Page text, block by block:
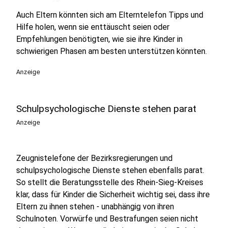
Auch Eltern könnten sich am Elterntelefon Tipps und
Hilfe holen, wenn sie enttäuscht seien oder
Empfehlungen benötigten, wie sie ihre Kinder in
schwierigen Phasen am besten unterstützen könnten.
Anzeige
Schulpsychologische Dienste stehen parat
Anzeige
Zeugnistelefone der Bezirksregierungen und
schulpsychologische Dienste stehen ebenfalls parat.
So stellt die Beratungsstelle des Rhein-Sieg-Kreises
klar, dass für Kinder die Sicherheit wichtig sei, dass ihre
Eltern zu ihnen stehen - unabhängig von ihren
Schulnoten. Vorwürfe und Bestrafungen seien nicht